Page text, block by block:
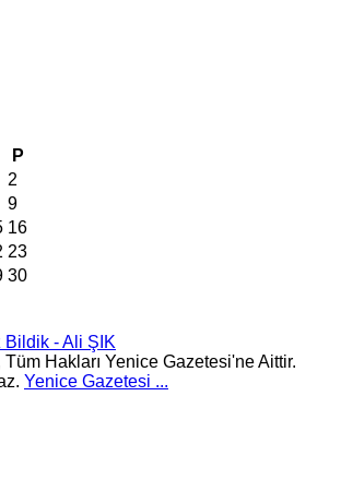
P
2
9
16
23
30
Bildik - Ali ŞIK
Hakları Yenice Gazetesi'ne Aittir.
Yenice Gazetesi ...